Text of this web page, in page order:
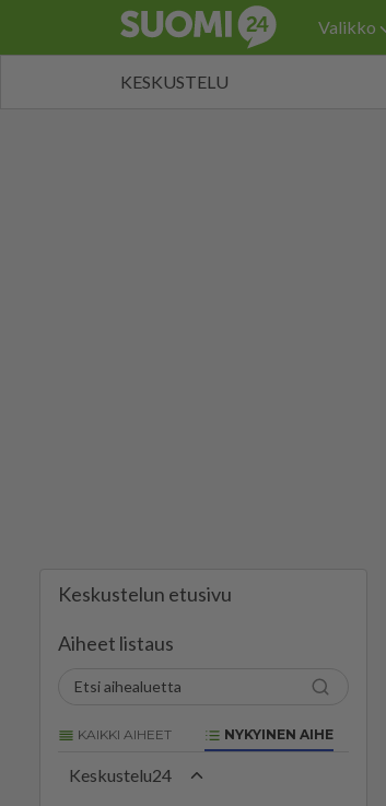
Valikko
KESKUSTELU
Keskustelun etusivu
Aiheet listaus
KAIKKI AIHEET NYKYINEN AIHE
Keskustelu24